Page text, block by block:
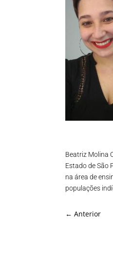
Beatriz Molina
Estado de São
na área de
populações
←Anterior